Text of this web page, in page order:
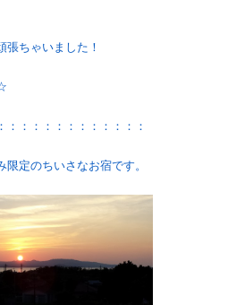
張ちゃいました！
：：：：：：：：：：：：
限定のちいさなお宿です。